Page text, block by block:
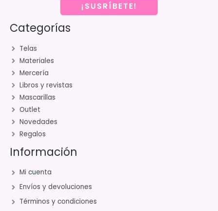
¡SUSRÍBETE!
Categorías
Telas
Materiales
Mercería
Libros y revistas
Mascarillas
Outlet
Novedades
Regalos
Información
Mi cuenta
Envíos y devoluciones
Términos y condiciones